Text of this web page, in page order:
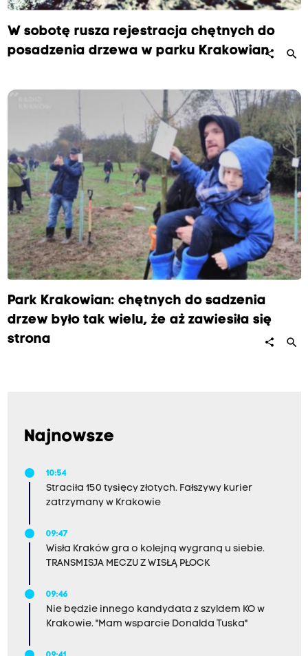
W sobotę rusza rejestracja chętnych do
posadzenia drzewa w parku Krakowianshare search
Park Krakowian: chętnych do sadzenia
drzew było tak wielu, że aż zawiesiła się
strona
share search
Najnowsze
10:54
Straciła 150 tysięcy złotych. Fałszywy kurier
zatrzymany w Krakowie
09:47
Wisła Kraków gra o kolejną wygraną u siebie.
TRANSMISJA MECZU Z WISŁĄ PŁOCK
09:46
Nie będzie innego kandydata z szyldem KO w
Krakowie. "Mam wsparcie Donalda Tuska"